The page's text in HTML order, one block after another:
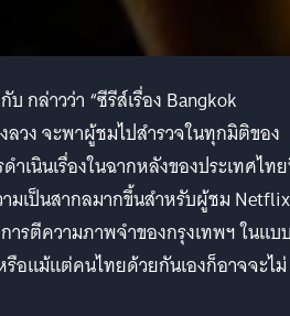
กล่าวว่า “ซีรีส์เรื่อง Bangkok
ลวง จะพาผู้ชมไปสำรวจในทุกมิติของ
ำเนินเรื่องในฉากหลังของประเทศไท
มเป็นสากลมากขึ้นสำหรับผู้ชม Netflix
รตีความภาพจำของกรุงเทพฯ ในแบ
อแม้แต่คนไทยด้วยกันเองก็อาจจะไม่